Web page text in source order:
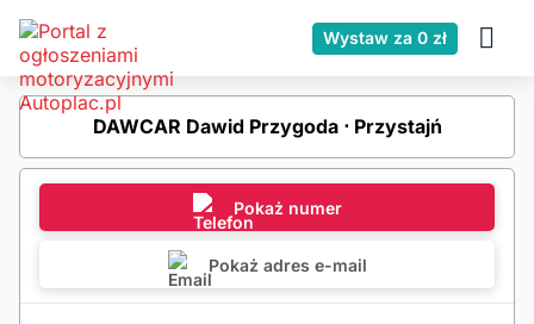
Wystaw za 0 zł
DAWCAR Dawid Przygoda ⋅ Przystajń
Pokaż numer
Pokaż adres e-mail